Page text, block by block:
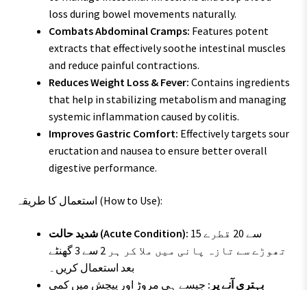
loss during bowel movements naturally.
Combats Abdominal Cramps: Features potent
extracts that effectively soothe intestinal muscles
and reduce painful contractions.
Reduces Weight Loss & Fever: Contains ingredients
that help in stabilizing metabolism and managing
systemic inflammation caused by colitis.
Improves Gastric Comfort: Effectively targets sour
eructation and nausea to ensure better overall
digestive performance.
استعمال کا طریقہ (How to Use):
شدید حالت (Acute Condition): 15 سے 20 قطرے
تھوڑے سے تازہ پانی میں ملا کر ہر 2 سے 3 گھنٹے
بعد استعمال کریں۔
بہتری آنے پر: جیسے ہی مروڑ اور پیچش میں کمی